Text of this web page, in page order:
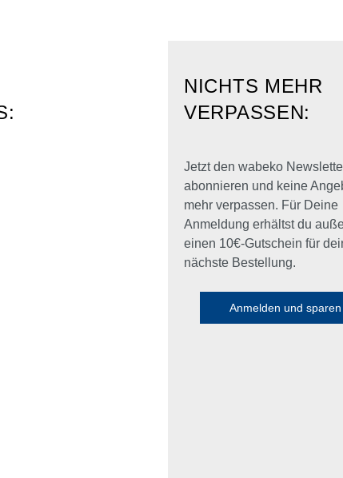
NICHTS MEHR
VERPASSEN:
Jetzt den wabeko
abonnieren und keine
mehr verpassen. Für Deine
Anmeldung erhältst du
einen 10€-Gutschein für
nächste Bestellung.
Anmelden und sparen